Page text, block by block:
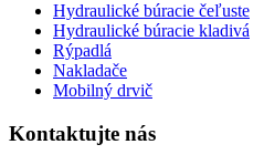
Hydraulické búracie čeľuste
Hydraulické búracie kladivá
Rýpadlá
Nakladače
Mobilný drvič
Kontaktujte nás